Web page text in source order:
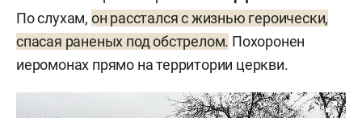
По слухам, он расстался с жизнью героически,
спасая раненых под обстрелом. Похоронен
иеромонах прямо на территории церкви.